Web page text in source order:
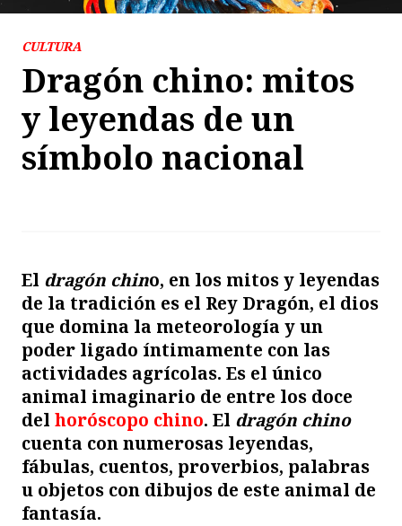
CULTURA
Dragón chino: mitos
y leyendas de un
símbolo nacional
El dragón chino, en los mitos y leyendas
de la tradición es el Rey Dragón, el dios
que domina la meteorología y un
poder ligado íntimamente con las
actividades agrícolas. Es el único
animal imaginario de entre los doce
del horóscopo chino. El dragón chino
cuenta con numerosas leyendas,
fábulas, cuentos, proverbios, palabras
u objetos con dibujos de este animal de
fantasía.